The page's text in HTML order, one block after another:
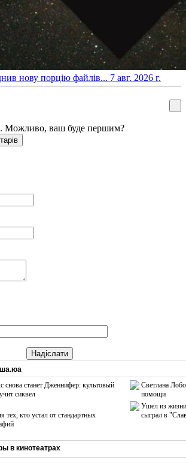
нову порцію файлів... 7 авг. 2026 г.
Можливо, ваш буде першим?
Надіслати
снова станет Дженнифер: культовый
сиквел
тех, кто устал от стандартных
Светлана
помощи
Ушел из жизни
сыграл в
в кинотеатрах